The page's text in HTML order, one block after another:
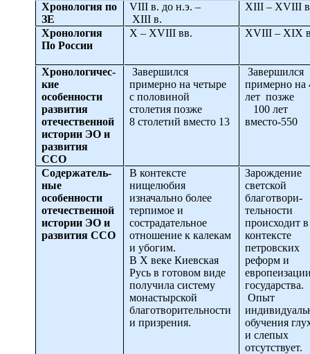
Хронология по
ЗЕ
VIII в. до н.э. –
XIII в.
XIII – XVIII
Хронология
По России
X – XVIII вв. XVIII – XIX
Хронологичес-
кие
особенности
развития
отечественной
истории ЭО и
развития
ССО
Завершился
примерно на четыре
с половиной
столетия позже
8 столетий вместо 13
Завершился
примерно на
лет позже
100 лет
вместо-550
Содержатель-
ные
особенности
отечественной
истории ЭО и
развития ССО
В контексте
нищелюбия
изначально более
терпимое и
сострадательное
отношение к калекам
и убогим.
В X веке Киевская
Русь в готовом виде
получила систему
монастырской
благотворительности
и призрения.
Зарождение
светской
благотвори-
тельности
происходит в
контексте
петровских
реформ и
государства.
Опыт
обучения
и слепых
отсутствует.